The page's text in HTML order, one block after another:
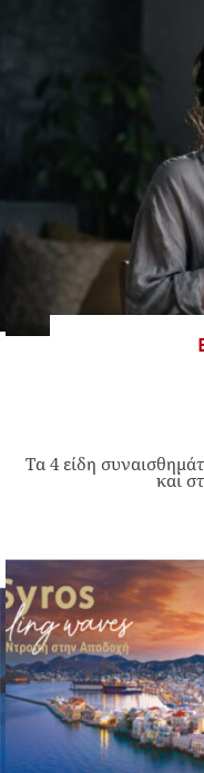
Τα 4 είδη
και